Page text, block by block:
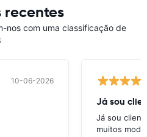
recentes
nos com uma classificação de
10-06-2026
Já sou
Já sou
muitos